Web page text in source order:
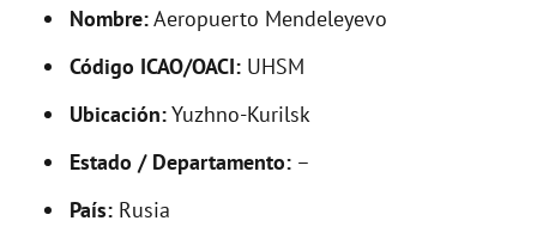
d
e
o
Nombre:Aeropuerto Mendeleyevo
Código ICAO/OACI: UHSM
Ubicación:Yuzhno-Kurilsk
Estado / Departamento: –
País: Rusia